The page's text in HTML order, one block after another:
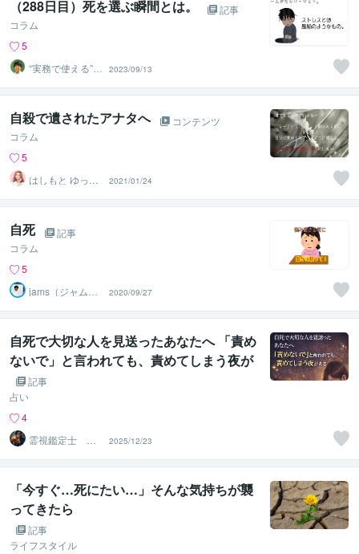
（288日目）死を選ぶ瞬間とは。
記事
コラム
5
“実務で使える”改
善パートナー／
かめきち
2023/09/13
自殺で遺されたアナタへ
コンテンツ
コラム
5
はしもと ゆっこ
♡救急こころの
相談室
2021/01/24
自死
記事
コラム
5
jams（ジャム
ズ）心理カウン
セラー
2020/09/27
自死で大切な人を見送ったあなたへ 「責め
ないで」と言われても、責めてしまう夜が
ある記事
占い
4
霊視鑑定士 昴
流（すばる）※ブ
ログ更新中
2025/12/23
「今すぐ…死にたい…」そんな気持ちが襲
ってきたら
記事
ライフスタイル